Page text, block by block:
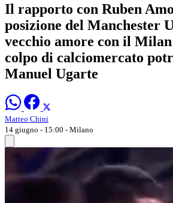
Il rapporto con Ruben
posizione del Manchester
vecchio amore con il
colpo di calciomercato
Manuel Ugarte
Matteo Chini
14 giugno - 15:00 - Milano